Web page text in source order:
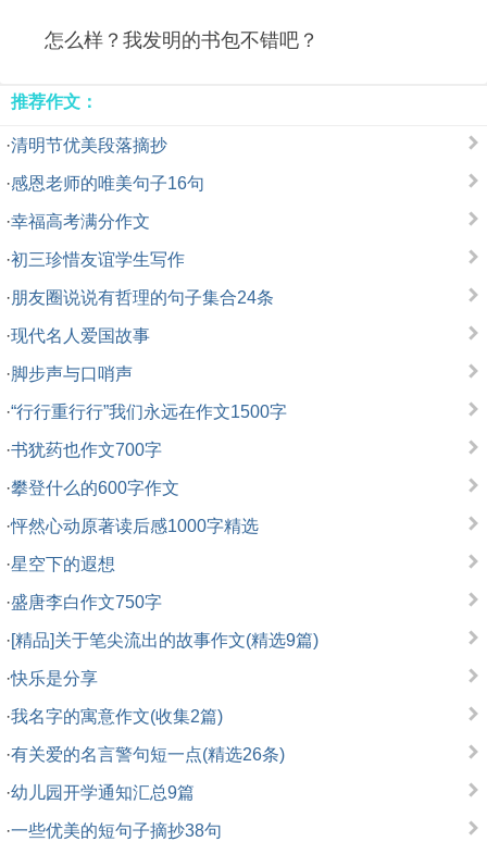
怎么样？我发明的书包不错吧？
推荐作文：
·清明节优美段落摘抄
·感恩老师的唯美句子16句
·幸福高考满分作文
·初三珍惜友谊学生写作
·朋友圈说说有哲理的句子集合24条
·现代名人爱国故事
·脚步声与口哨声
·“行行重行行”我们永远在作文1500字
·书犹药也作文700字
·攀登什么的600字作文
·怦然心动原著读后感1000字精选
·星空下的遐想
·盛唐李白作文750字
·[精品]关于笔尖流出的故事作文(精选9篇)
·快乐是分享
·我名字的寓意作文(收集2篇)
·有关爱的名言警句短一点(精选26条)
·幼儿园开学通知汇总9篇
·一些优美的短句子摘抄38句